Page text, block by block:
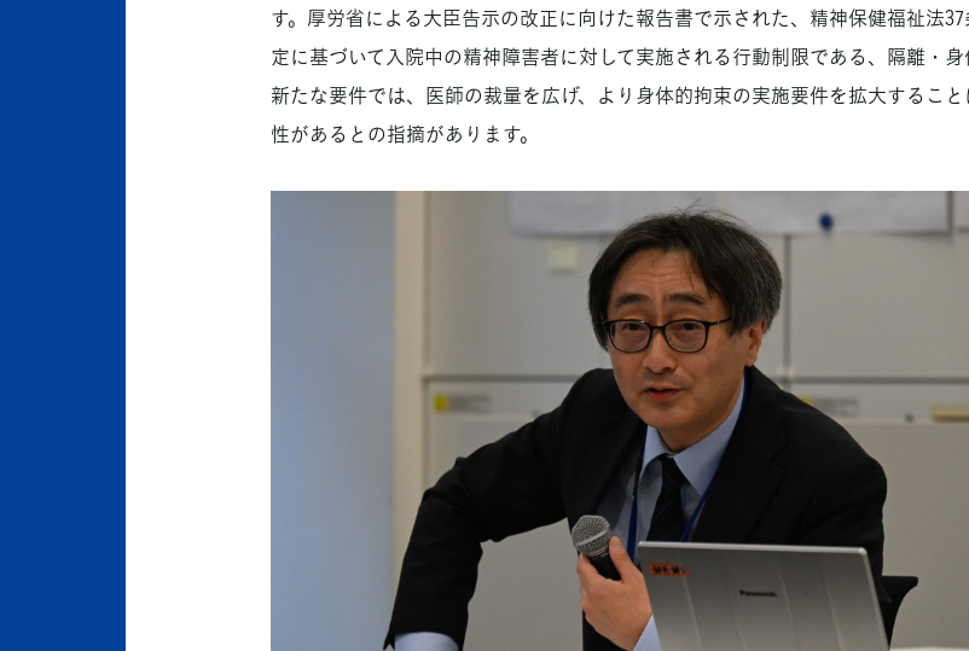
す。厚労省による大臣告示の改正に向けた報告書で示された、精神保健福祉法
定に基づいて入院中の精神障害者に対して実施される行動制限である、隔離・
新たな要件では、医師の裁量を広げ、より身体的拘束の実施要件を拡大するこ
性があるとの指摘があります。